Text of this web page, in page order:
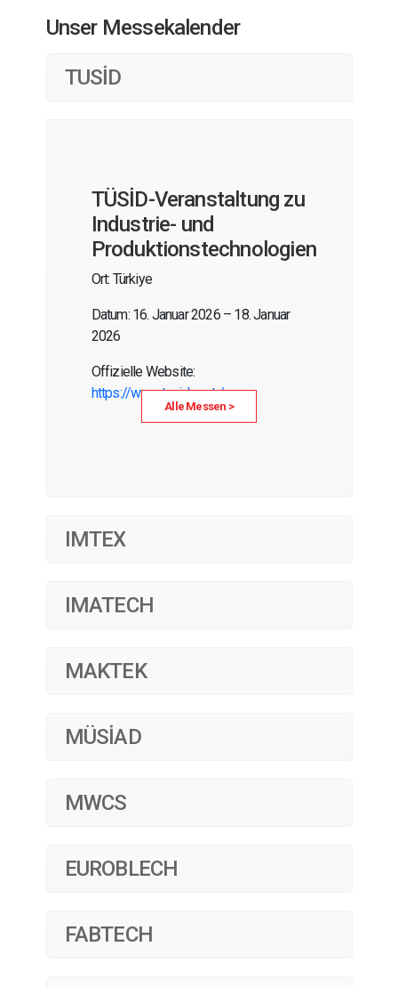
Unser Messekalender
TUSİD
TÜSİD-Veranstaltung zu
Industrie- und
Produktionstechnologien
Ort: Türkiye
Datum: 16. Januar 2026 – 18. Januar
2026
Offizielle Website:
https://www.tusid.org.tr/
Alle Messen >
IMTEX
IMATECH
MAKTEK
MÜSİAD
MWCS
EUROBLECH
FABTECH